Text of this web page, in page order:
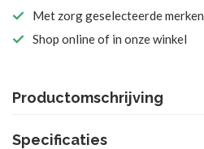
Met zorg geselecteerde merken
Shop online of in onze winkel
Productomschrijving
Specificaties